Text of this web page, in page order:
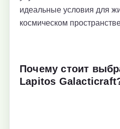
идеальные условия для
космическом
Почему стоит
Lapitos